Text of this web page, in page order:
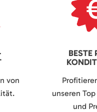
von
BESTE
unseren
und